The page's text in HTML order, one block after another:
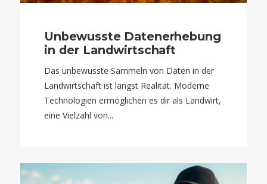
Unbewusste Datenerhebung
in der Landwirtschaft
Das unbewusste Sammeln von Daten in der
Landwirtschaft ist längst Realität. Moderne
Technologien ermöglichen es dir als Landwirt,
eine Vielzahl von...